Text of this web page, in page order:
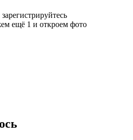
ещё 1 и откроем фото